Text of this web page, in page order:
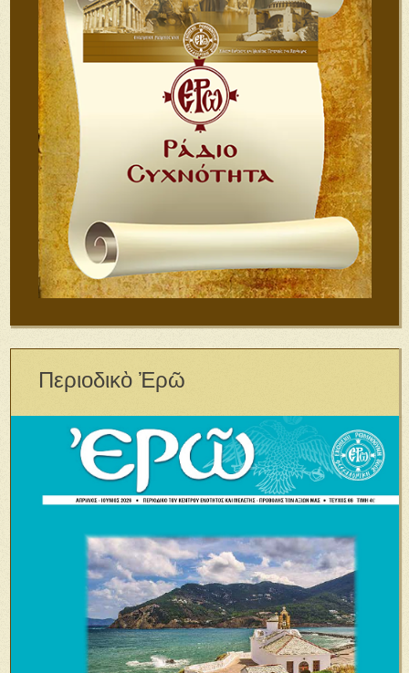
Περιοδικὸ Ἐρῶ